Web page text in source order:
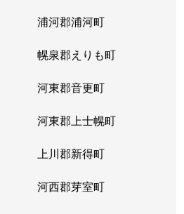
浦河郡浦河町
幌泉郡えりも町
河東郡音更町
河東郡上士幌町
上川郡新得町
河西郡芽室町